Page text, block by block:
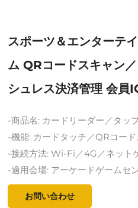
スポーツ＆エンターテ
ム QRコードスキャン
シュレス決済管理 会員
-商品名: カードリーダー／タッ
-機能: カードタッチ／QRコー
-接続方法: Wi-Fi／4G／ネット
-適用会場: アーケードゲームセ
お問い合わせ